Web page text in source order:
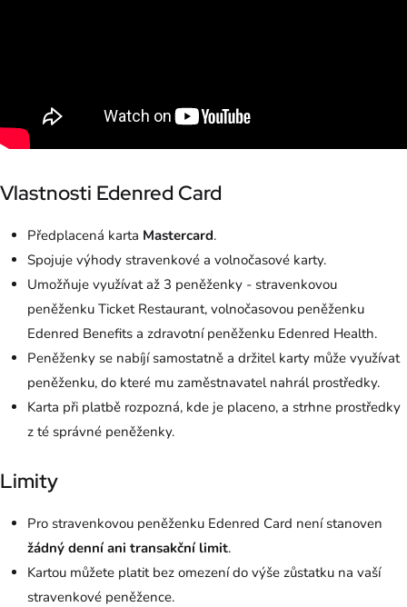
Vlastnosti Edenred Card
Předplacená karta Mastercard.
Spojuje výhody stravenkové a volnočasové karty.
Umožňuje využívat až 3 peněženky - stravenkovou
peněženku Ticket Restaurant, volnočasovou peněženku
Edenred Benefits a zdravotní peněženku Edenred Health.
Peněženky se nabíjí samostatně a držitel karty může využívat
peněženku, do které mu zaměstnavatel nahrál prostředky.
Karta při platbě rozpozná, kde je placeno, a strhne prostředky
z té správné peněženky.
Limity
Pro stravenkovou peněženku Edenred Card není stanoven
žádný denní ani transakční limit.
Kartou můžete platit bez omezení do výše zůstatku na vaší
stravenkové peněžence.